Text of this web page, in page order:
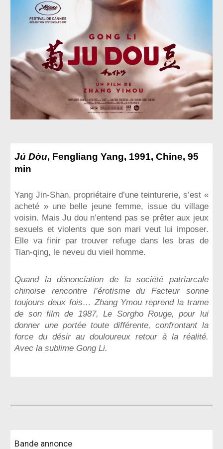
Jú Dòu, Fengliang Yang, 1991, Chine, 95
min
Yang Jin-Shan, propriétaire d’une teinturerie, s’est «
acheté » une belle jeune femme, issue du village
voisin. Mais Ju dou n’entend pas se prêter aux jeux
sexuels et violents que son mari veut lui imposer.
Elle va finir par trouver refuge dans les bras de
Tian-qing, le neveu du vieil homme.
Quand la dénonciation de la société patriarcale
chinoise rencontre l’érotisme du Facteur sonne
toujours deux fois… Zhang Ymou reprend la trame
de son film de 1987, Le Sorgho Rouge, pour lui
donner une portée toute différente, confrontant la
force du désir au douloureux retour à la réalité.
Avec la sublime Gong Li.
Bande annonce